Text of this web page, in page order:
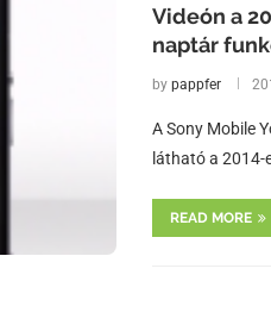
Videón a
naptár
by pappfer
A Sony Mobile
látható a 2014-
READ MORE